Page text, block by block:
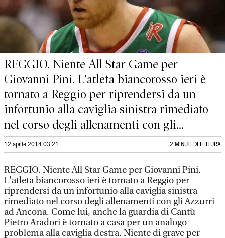
REGGIO. Niente All Star Game per
Giovanni Pini. L'atleta biancorosso ieri è
tornato a Reggio per riprendersi da un
infortunio alla caviglia sinistra rimediato
nel corso degli allenamenti con gli...
12 aprile 2014 03:21 2 MINUTI DI LETTURA
REGGIO. Niente All Star Game per Giovanni Pini.
L'atleta biancorosso ieri è tornato a Reggio per
riprendersi da un infortunio alla caviglia sinistra
rimediato nel corso degli allenamenti con gli Azzurri
ad Ancona. Come lui, anche la guardia di Cantù
Pietro Aradori è tornato a casa per un analogo
problema alla caviglia destra. Niente di grave per